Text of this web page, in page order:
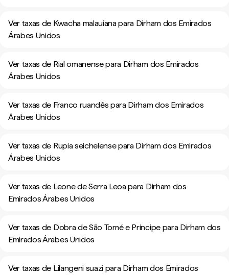
Ver taxas de Kwacha malauiana para Dirham dos Emirados
Árabes Unidos
Ver taxas de Rial omanense para Dirham dos Emirados
Árabes Unidos
Ver taxas de Franco ruandês para Dirham dos Emirados
Árabes Unidos
Ver taxas de Rupia seichelense para Dirham dos Emirados
Árabes Unidos
Ver taxas de Leone de Serra Leoa para Dirham dos
Emirados Árabes Unidos
Ver taxas de Dobra de São Tomé e Príncipe para Dirham dos
Emirados Árabes Unidos
Ver taxas de Lilangeni suazi para Dirham dos Emirados